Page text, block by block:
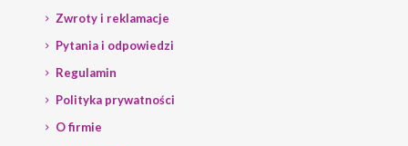
Zwroty i reklamacje
Pytania i odpowiedzi
Regulamin
Polityka prywatności
O firmie